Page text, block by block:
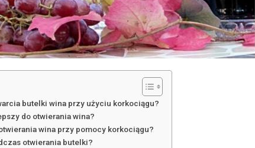
butelki wina przy użyciu korkociągu?
do otwierania wina?
wina przy pomocy korkociągu?
otwierania butelki?